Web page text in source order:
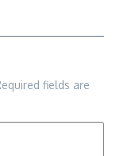
fields are